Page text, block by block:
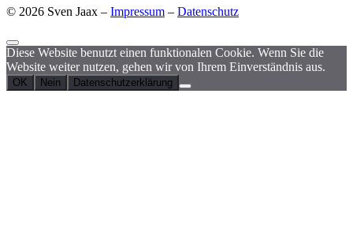
© 2026 Sven Jaax – Impressum – Datenschutz
Diese Website benutzt einen funktionalen Cookie. Wenn Sie die
Website weiter nutzen, gehen wir von Ihrem Einverständnis aus.
OK Nein Datenschutzerklärung